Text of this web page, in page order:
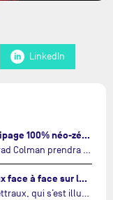
LinkedIn
Conrad Colman dévoile un équipage 100% néo-zélandais tourné vers l'avenir…
Justine et Élodie-Jane Mettraux face à face sur la transatlantique The Ocean Race Atlantic…
La navigatrice suisse Justine Mettraux, qui s’est illustrée comme la femme la plus rapide du Vendée Globe et qui fait actuellement construire un nouvel IMOCA pour l'édition 2028, sera cette année au départ de la première édition de The Ocean Race Atlantic.…